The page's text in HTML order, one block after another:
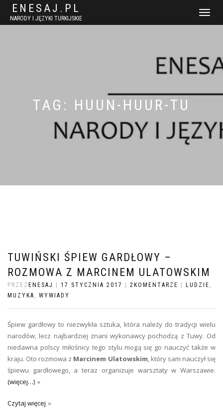
ENESAJ.PL
NARODY I JĘZYKI TURKIJSKIE
WŁĄCZ
TAG: HUUN-HUUR-TU
TUWIŃSKI ŚPIEW GARDŁOWY –
ROZMOWA Z MARCINEM ULATOWSKIM
PRZEZ ENESAJ 17 STYCZNIA 2017 2KOMENTARZE LUDZIE ,
MUZYKA , WYWIADY
Śpiew gardłowy to niezwykła sztuka, która należy do tradycji wielu
narodów, lecz najbardziej znani wykonawcy pochodzą z Tuwy. Od
niedawna polscy miłośnicy tego stylu mogą się go nauczyć także w
kraju. Oto rozmowa z Marcinem Ulatowskim, który sam nauczył się
śpiewu gardłowego, a teraz organizuje warsztaty w Warszawie.
(więcej…)
Czytaj więcej